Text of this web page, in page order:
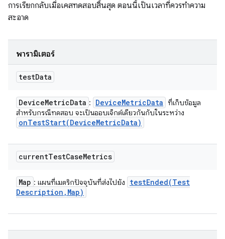
การเรียกกลับเมื่อเคสทดสอบสิ้นสุด ตอนนี้เป็นเวลาที่ควรทำความ
สะอาด
พารามิเตอร์
testData
DeviceMetricData : DeviceMetricData ที่เก็บข้อมูล
สำหรับกรณีทดสอบ จะเป็นออบเจ็กต์เดียวกันกับในระหว่าง
onTestStart(DeviceMetricData)
currentTestCaseMetrics
Map : แผนที่เมตริกปัจจุบันที่ส่งไปยัง testEnded(Test
Description , Map)